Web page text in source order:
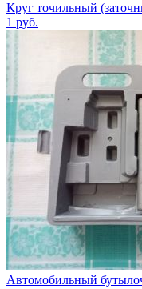
Круг точильный
1 руб.
Автомобильный